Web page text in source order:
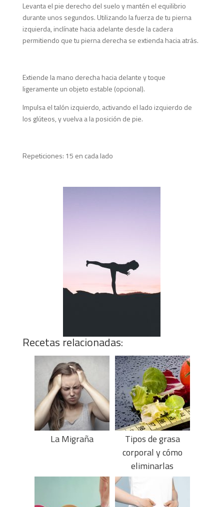
Levanta el pie derecho del suelo y mantén el equilibrio
durante unos segundos. Utilizando la fuerza de tu pierna
izquierda, inclínate hacia adelante desde la cadera
permitiendo que tu pierna derecha se extienda hacia atrás.
Extiende la mano derecha hacia delante y toque
ligeramente un objeto estable (opcional).
Impulsa el talón izquierdo, activando el lado izquierdo de
los glúteos, y vuelva a la posición de pie.
Repeticiones: 15 en cada lado
Recetas relacionadas:
La Migraña
Tipos de grasa
corporal y cómo
eliminarlas